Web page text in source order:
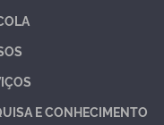
E CONHECIMENTO